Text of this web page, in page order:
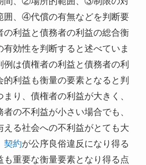
囲、④代償の有無などを判断要
の利益と債務者の利益の総合衡
有効性を判断すると述べていま
は債権者の利益と債務者の利
利益も衡量の要素となると判
り、債権者の利益が大きく、
の不利益が小さい場合でも、
える社会への不利益がとても大
契約が公序良俗違反になり得る
も重要な衡量要素となり得る点